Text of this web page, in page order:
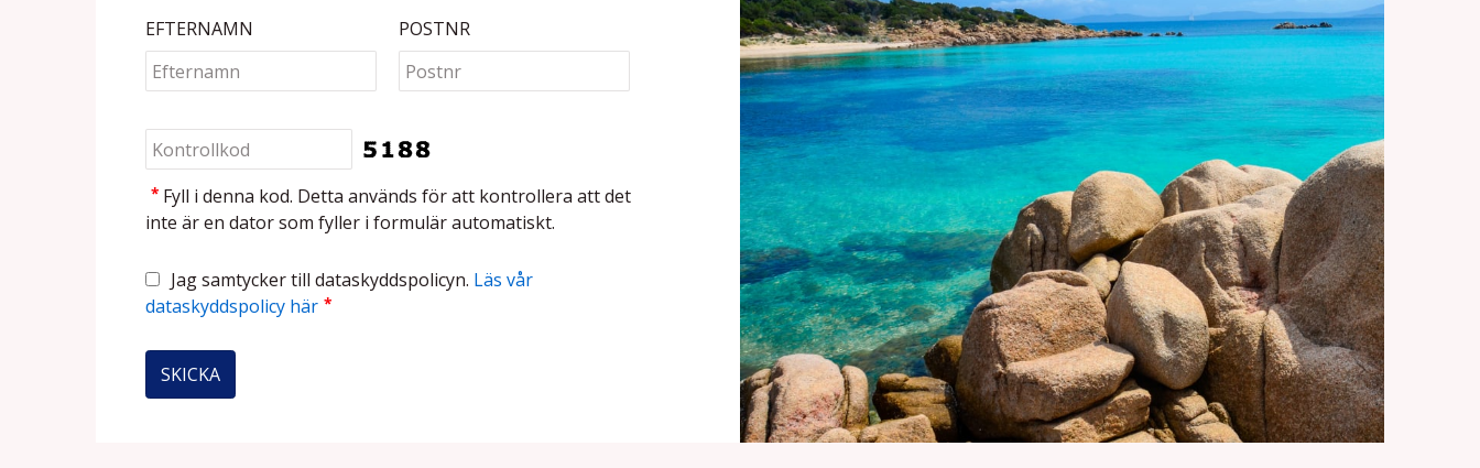
EFTERNAMN POSTNR
* Fyll i denna kod. Detta används för att kontrollera att det
inte är en dator som fyller i formulär automatiskt.
Jag samtycker till dataskyddspolicyn. Läs vår
dataskyddspolicy här *